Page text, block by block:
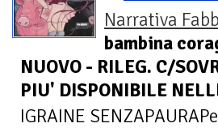
Narrativa
bambina
NUOVO - RILEG. C/
PIU' DISPONIBILE
IGRAINE